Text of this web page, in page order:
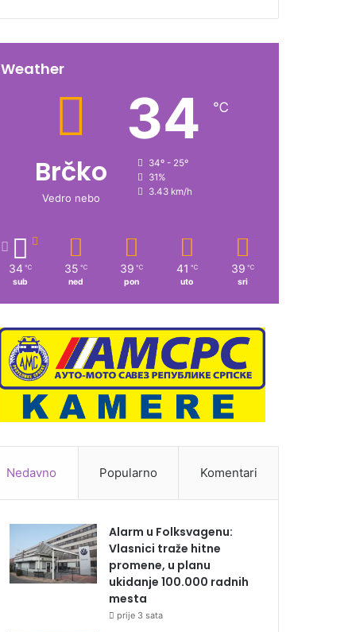
Weather
Brčko
Vedro nebo
34 ℃
34º - 25º
31%
3.43 km/h
34 ℃
sub
35 ℃
ned
39 ℃
pon
41 ℃
uto
39 ℃
sri
Nedavno Popularno Komentari
Alarm u Folksvagenu:
Vlasnici traže hitne
promene, u planu
ukidanje 100.000 radnih
mesta
prije 3 sata